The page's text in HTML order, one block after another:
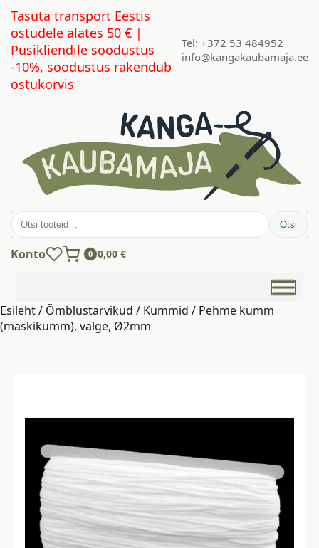
Tasuta transport Eestis
ostudele alates 50 € |
Püsikliendile soodustus
-10%, soodustus rakendub
ostukorvis
Tel: +372 53 484952
info@kangakaubamaja.ee
Otsi: Otsi
Konto 0 0,00 €
Esileht/ Õmblustarvikud / Kummid / Pehme kumm
(maskikumm), valge, Ø2mm